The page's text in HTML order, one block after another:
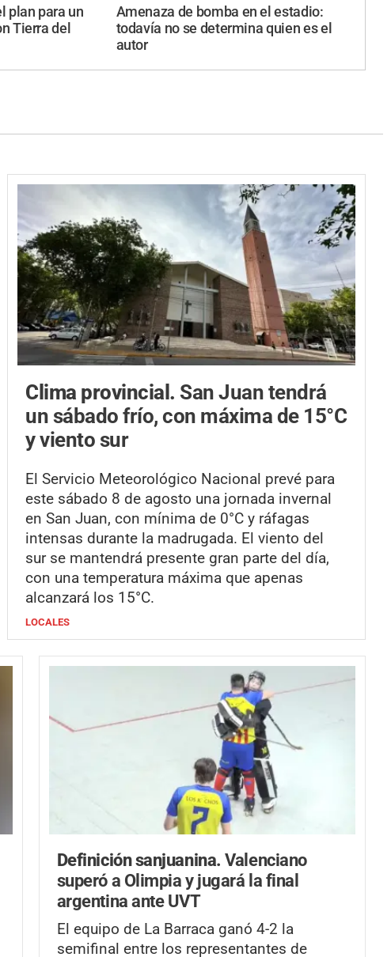
plan para un
Tierra del
Amenaza de bomba en el estadio:
todavía no se determina quien es el
autor
Clima provincial. San Juan tendrá
un sábado frío, con máxima de 15°C
y viento sur
El Servicio Meteorológico Nacional prevé para
este sábado 8 de agosto una jornada invernal
en San Juan, con mínima de 0°C y ráfagas
intensas durante la madrugada. El viento del
sur se mantendrá presente gran parte del día,
con una temperatura máxima que apenas
alcanzará los 15°C.
LOCALES
Definición sanjuanina.Valenciano
superó a Olimpia y jugará la final
argentina ante UVT
El equipo de La Barraca ganó 4-2 la
semifinal entre los representantes de